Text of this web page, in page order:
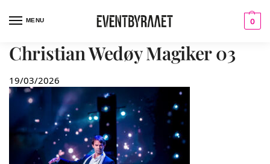
MENU 0
Christian Wedøy Magiker 03
19/03/2026